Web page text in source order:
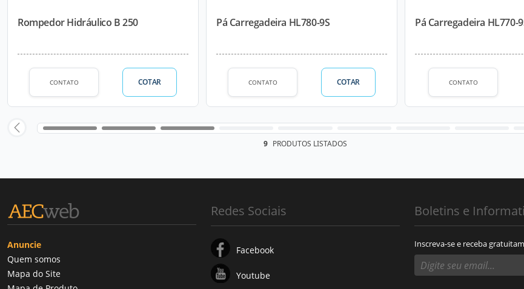
Rompedor Hidráulico B 250
CONTATO COTAR
Pá Carregadeira HL780-9S
CONTATO COTAR
Pá Carregadeira HL770-
CONTATO
9 PRODUTOS LISTADOS
Anuncie
Quem somos
Mapa do Site
Redes Sociais
Facebook
Youtube
Boletins e
Inscreva-se e receba